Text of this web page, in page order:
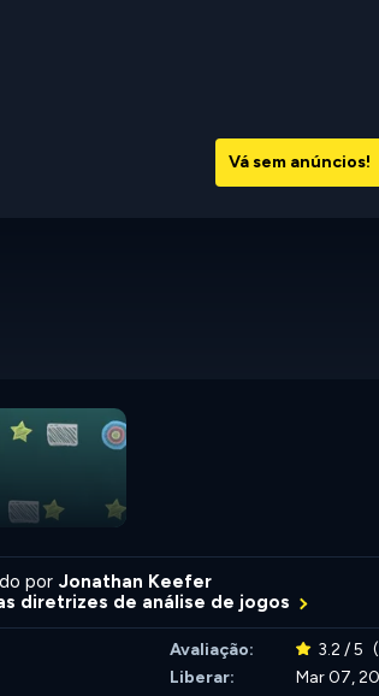
Vá sem anúncios!
por Jonathan Keefer
diretrizes de análise de jogos
Avaliação: 3.2 / 5
Liberar:
Mar 07,